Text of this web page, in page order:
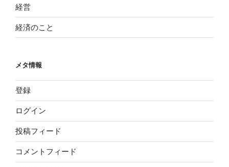
経営
経済のこと
メタ情報
登録
ログイン
投稿フィード
コメントフィード